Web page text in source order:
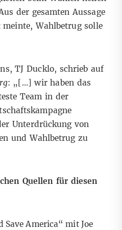
der gesamten Aussage
Wahlbetrug solle
TJ Ducklo, schrieb auf
: „[…] wir haben das
Team in der
Unterdrückung von
und Wahlbetrug zu
Quellen für diesen
Save America“ mit Joe